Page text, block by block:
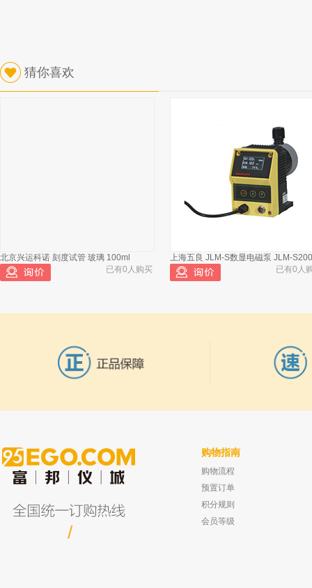
猜你喜欢
北京兴运科诺 刻度试管 玻璃 100ml
已有0人购买
上海五良 JLM-S数显电磁泵 JLM-
已有0人
溧阳江南 玻璃管 φ5-6mm
已有0人购买
北京兴运科诺 二口烧瓶 50/24*19
/
购物指南
购物流程
预置订单
积分规则
会员等级